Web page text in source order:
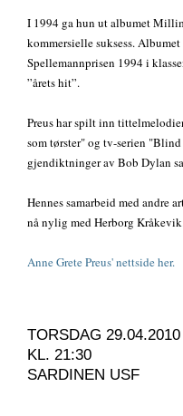
I 1994 ga hun ut albumet
kommersielle suksess.
Spellemannprisen 1994 i
”årets hit”.
Preus har spilt inn
som tørster" og tv-serien
gjendiktninger av Bob Dylan
Hennes samarbeid med andre
nå nylig med Herborg
Anne Grete Preus' nettside her.
TORSDAG 29.04.2010
KL. 21:30
SARDINEN USF